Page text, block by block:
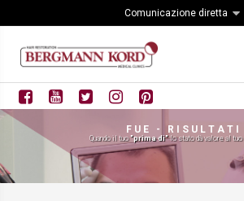
Comunicazione diretta
F U E - R I S U L T A T I
Quando il tuo "prima di"lo stato dà valore al tuo